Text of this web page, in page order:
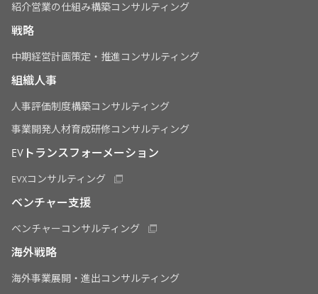
紹介営業の仕組み構築コンサルティング
戦略
中期経営計画策定・推進コンサルティング
組織人事
人事評価制度構築コンサルティング
事業開発人材育成研修コンサルティング
EVトランスフォーメーション
EVXコンサルティング
ベンチャー支援
ベンチャーコンサルティング
海外戦略
海外事業展開・進出コンサルティング